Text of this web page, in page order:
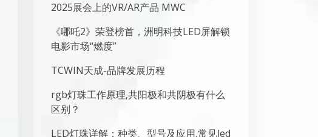
2025展会上的VR/AR产品 MWC
《哪吒2》荣登榜首，洲明科技LED屏解锁
电影市场“燃度”
TCWIN天成-品牌发展历程
rgb灯珠工作原理,共阳极和共阴极有什么
区别？
LED灯珠详解：种类、型号及应用,常见led